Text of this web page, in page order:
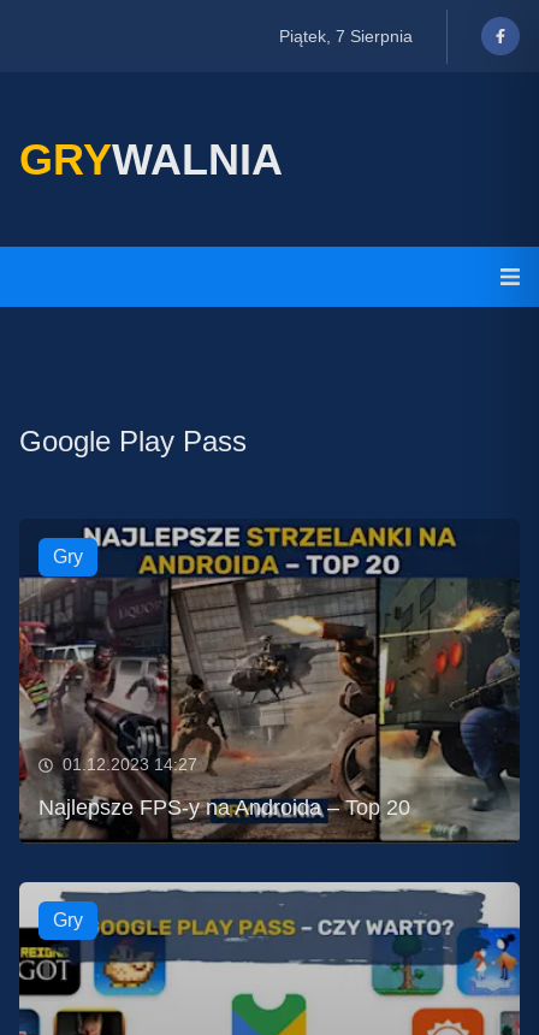
Piątek, 7 Sierpnia
GRYWALNIA
Google Play Pass
Gry
01.12.2023 14:27
Najlepsze FPS-y na Androida – Top 20
Gry